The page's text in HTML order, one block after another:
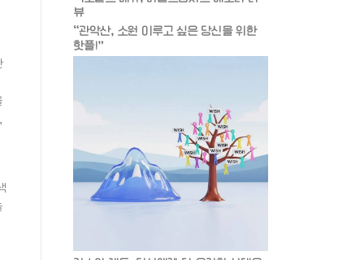
뷰
“관악산, 소원 이루고 싶은 당신을 위한
핫플!”